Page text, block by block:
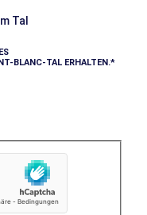
Tal
BLANC-TAL ERHALTEN.